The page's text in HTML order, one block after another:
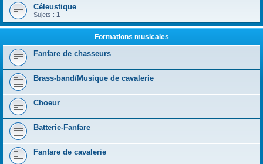
Céleustique
Sujets : 1
Formations musicales
Fanfare de chasseurs
Brass-band/Musique de cavalerie
Choeur
Batterie-Fanfare
Fanfare de cavalerie